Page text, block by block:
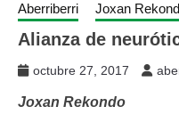
Aberriberri Joxan
Alianza de
octubre 27, 2017
Joxan Rekondo